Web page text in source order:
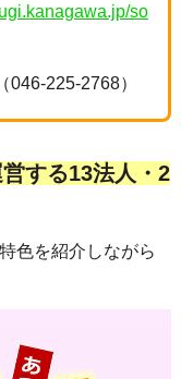
so
046-225-2768）
する13法人・2
色を紹介しながら